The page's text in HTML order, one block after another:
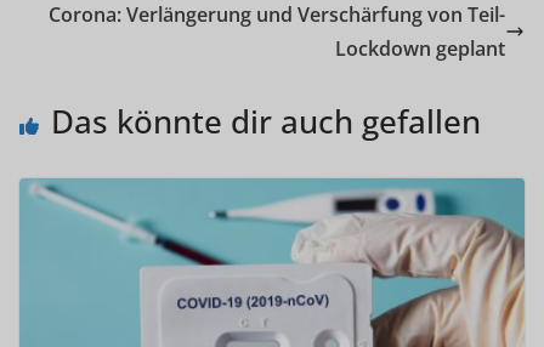
Corona: Verlängerung und Verschärfung von Teil-
Lockdown geplant
Das könnte dir auch gefallen